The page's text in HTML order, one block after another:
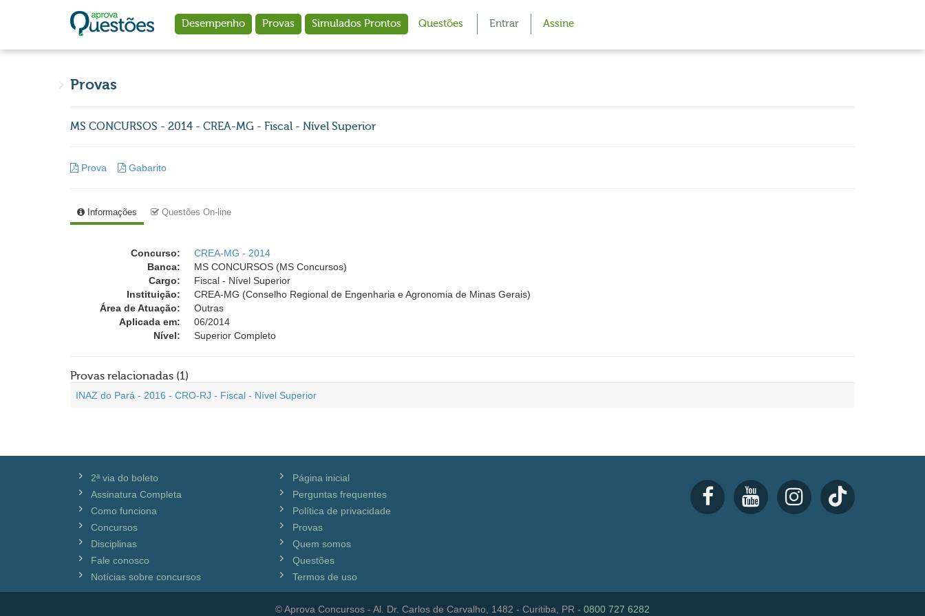
Desempenho Provas Simulados Prontos Questões Entrar Assine
Provas
MS CONCURSOS - 2014 - CREA-MG - Fiscal - Nível Superior
Prova Gabarito
Informações Questões On-line
Concurso:
CREA-MG - 2014
Banca:
MS CONCURSOS (MS Concursos)
Cargo:
Fiscal - Nível Superior
Instituição:
CREA-MG (Conselho Regional de Engenharia e Agronomia de Minas Gerais)
Área de Atuação:
Outras
Aplicada em:
06/2014
Nível:
Superior Completo
Provas relacionadas (1)
INAZ do Pará - 2016 - CRO-RJ - Fiscal - Nível Superior
2ª via do boleto
Assinatura Completa
Como funciona
Concursos
Disciplinas
Fale conosco
Notícias sobre concursos
Página inicial
Perguntas frequentes
Política de privacidade
Provas
Quem somos
Questões
Termos de uso
© Aprova Concursos - Al. Dr. Carlos de Carvalho, 1482 - Curitiba, PR - 0800 727 6282